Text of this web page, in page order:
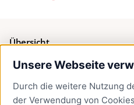
Unsere Webseite
Durch die weitere Nutzung
der Verwendung von
Übersicht
Bürgerservice
Presse